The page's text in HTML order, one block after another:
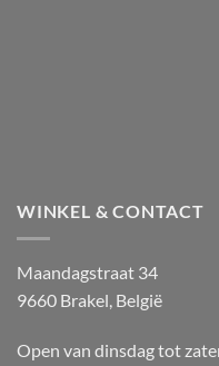
WINKEL & CONTACT
Maandagstraat 34
9660 Brakel, België
Open van dinsdag tot